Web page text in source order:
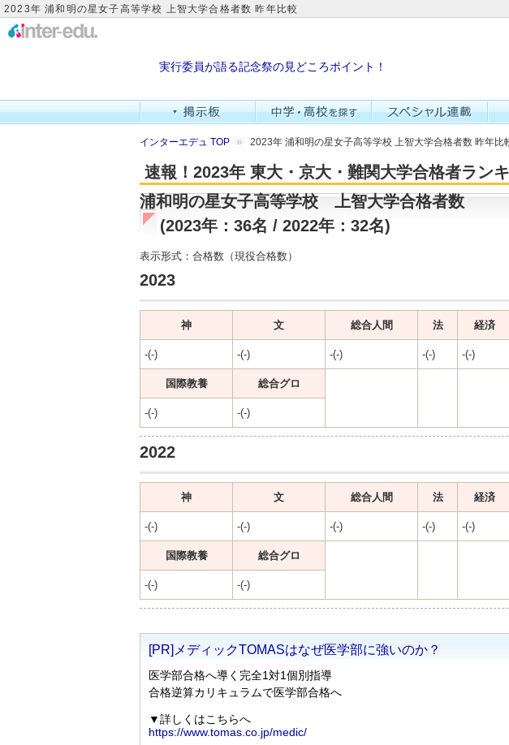
2023年 浦和明の星女子高等学校 上智大学合格者数 昨年比較
実行委員が語る記念祭の見どころポイント！
インターエデュ TOP 2023年 浦和明の星女子高等学校 上智大学合格者数 昨年比
速報！2023年 東大・京大・難関大学合格者ラン
浦和明の星女子高等学校 上智大学合格者数
(2023年：36名 / 2022年：32名)
表示形式：合格数（現役合格数）
2023
神 文 総合人間 法 経済
-(-)
-(-) -(-) -(-) -(-)
国際教養
総合グロ
-(-)
-(-)
2022
神 文 総合人間 法 経済
-(-)
-(-) -(-) -(-) -(-)
国際教養
総合グロ
-(-)
-(-)